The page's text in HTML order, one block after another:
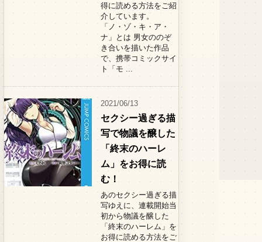
得に読める方法をご紹
介しています。
「ノ・ゾ・キ・ア・
ナ」とは 男女ののぞ
き合いを描いた作品
で、携帯コミックサイ
ト「モ ...
2021/06/13
セクシー過ぎる描
写で物議を醸した
「終末のハーレ
ム」をお得に読
む！
あのセクシー過ぎる描
写ゆえに、連載開始当
初から物議を醸した
「終末のハーレム」を
お得に読める方法をご